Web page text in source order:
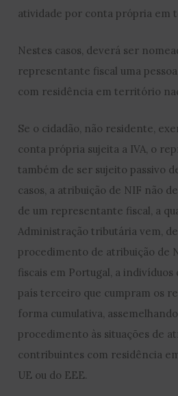
atividade por conta própria em
Nestes casos, deverá ser
representante fiscal uma
com residência em território
Se o cidadão, não residente,
conta própria sujeita a IVA, o
também de ser sujeito passivo
casos, a atribuição de NIF não
de um representante fiscal, a
Administração tributária vem,
procedimento de atribuição de
fiscais em Portugal, a
país terceiro que cumpram os
forma cumulativa,
procedimento às situações de
contribuintes com residência
UE ou do EEE.